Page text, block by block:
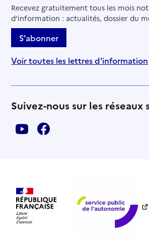
Recevez gratuitement tous les mois
d'information : actualités, dossier du
S'abonner
Voir toutes les lettres d'information
Suivez-nous sur les réseaux